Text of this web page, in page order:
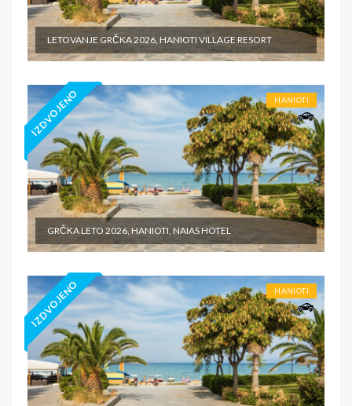
LETOVANJE GRČKA 2026, HANIOTI VILLAGE RESORT
IZDVOJENO HANIOTI
GRČKA LETO 2026, HANIOTI, NAIAS HOTEL
IZDVOJENO HANIOTI